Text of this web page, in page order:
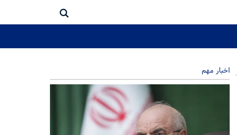
اخبار مهم